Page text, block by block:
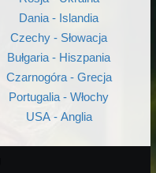
Dania - Islandia
Czechy - Słowacja
Bułgaria - Hiszpania
Czarnogóra - Grecja
Portugalia - Włochy
USA - Anglia